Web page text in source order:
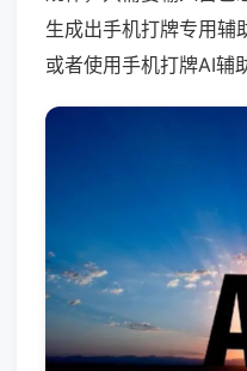
生成出手机打牌专用辅
或者使用手机打牌AI辅